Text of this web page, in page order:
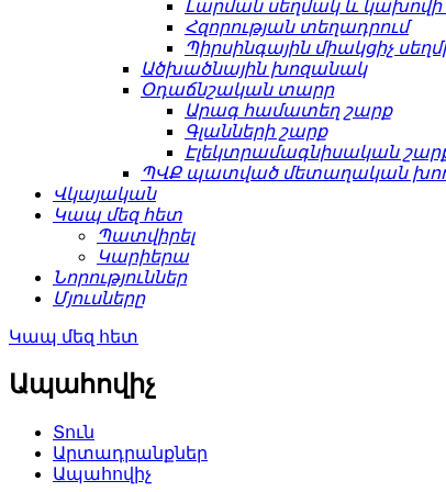
Լարման սեղմակ և կախովի
Հզորության տեղադրում
Պիրսինգային միակցիչ
Ածխածնային խոզանակ
Օդաճնշական տարր
Արագ համատեղ շարք
Գլանների շարք
Էլեկտրամագնիսական
ՊՎՔ պատված մետաղական
Վկայական
Կապ մեզ հետ
Պատվիրել
Կարիերա
Նորություններ
Մյուսները
Կապ մեզ հետ
Ապահովիչ
Տուն
Արտադրանքներ
Ապահովիչ